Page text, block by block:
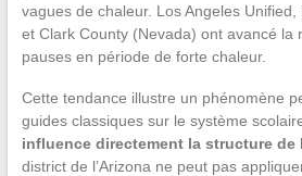
vagues de chaleur. Los Angeles
et Clark County (Nevada) ont avancé la
pauses en période de forte chaleur.
Cette tendance illustre un phénomène
guides classiques sur le système
influence directement la structure de
district de l’Arizona ne peut pas